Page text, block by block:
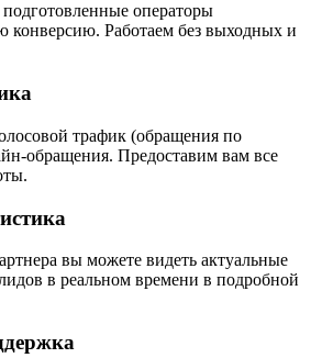
операторы
конверсию. Работаем без выходных и
трафик (обращения по
обращения. Предоставим вам все
вы можете видеть актуальные
в реальном времени в подробной